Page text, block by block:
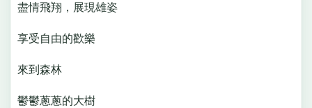
盡情飛翔，展現雄姿
享受自由的歡樂
來到森林
鬱鬱蔥蔥的大樹